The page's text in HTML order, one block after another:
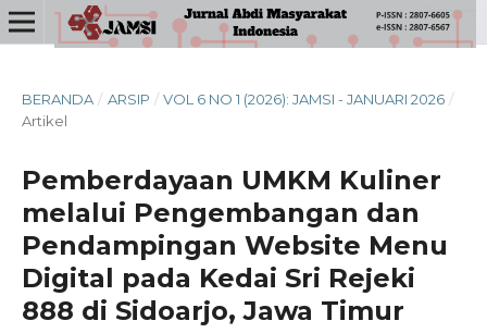
BERANDA / ARSIP / VOL 6 NO 1 (2026): JAMSI - JANUARI 2026 /
Artikel
Pemberdayaan UMKM Kuliner
melalui Pengembangan dan
Pendampingan Website Menu
Digital pada Kedai Sri Rejeki
888 di Sidoarjo, Jawa Timur